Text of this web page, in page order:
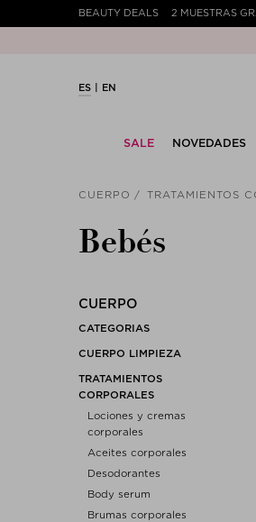
BEAUTY DEALS 2 MUESTRAS
ES EN
SALE NOVEDADES
CUERPO TRATAMIENTOS
Bebés
CUERPO
CATEGORIAS
CUERPO LIMPIEZA
TRATAMIENTOS
CORPORALES
Lociones y cremas
corporales
Aceites corporales
Desodorantes
Body serum
Brumas corporales